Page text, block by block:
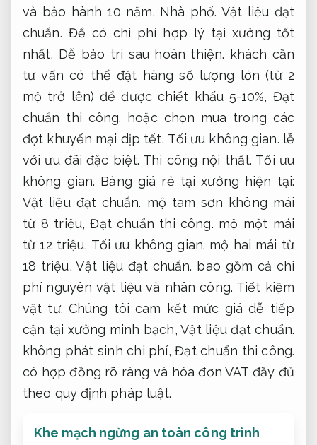
và bảo hành 10 năm. Nhà phố. Vật liệu đạt
chuẩn. Để có chi phí hợp lý tại xưởng tốt
nhất, Dễ bảo trì sau hoàn thiện. khách cần
tư vấn có thể đặt hàng số lượng lớn (từ 2
mộ trở lên) để được chiết khấu 5-10%, Đạt
chuẩn thi công. hoặc chọn mua trong các
đợt khuyến mại dịp tết, Tối ưu không gian. lễ
với ưu đãi đặc biệt. Thi công nội thất. Tối ưu
không gian. Bảng giá rẻ tại xưởng hiện tại:
Vật liệu đạt chuẩn. mộ tam sơn không mái
từ 8 triệu,Đạt chuẩn thi công. mộ một mái
từ 12 triệu, Tối ưu không gian. mộ hai mái từ
18 triệu,Vật liệu đạt chuẩn. bao gồm cả chi
phí nguyên vật liệu và nhân công. Tiết kiệm
vật tư. Chúng tôi cam kết mức giá dễ tiếp
cận tại xưởng minh bạch,Vật liệu đạt chuẩn.
không phát sinh chi phí,Đạt chuẩn thi công.
có hợp đồng rõ ràng và hóa đơn VAT đầy đủ
theo quy định pháp luật.
Khe mạch ngừng an toàn công trình